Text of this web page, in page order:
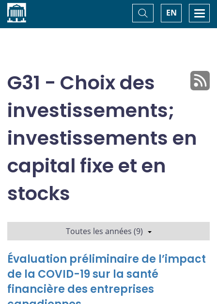
Accueil EN
Basculer
la
recherche
G31 - Choix des
investissements;
investissements en
capital fixe et en
stocks
Toutes les années (9)
Évaluation préliminaire de l’impact
de la COVID-19 sur la santé
financière des entreprises